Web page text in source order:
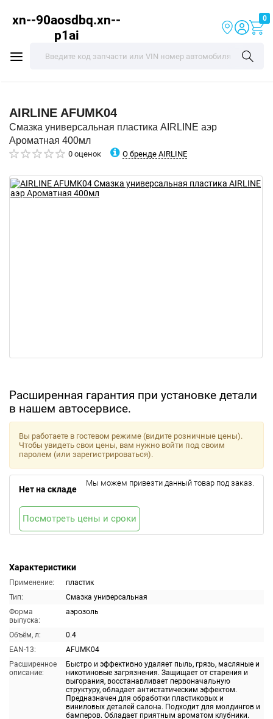
xn--90aosdbq.xn--
p1ai
0
AIRLINE AFUMK04
Смазка универсальная пластика AIRLINE аэр
Ароматная 400мл
0 оценок О бренде AIRLINE
Расширенная гарантия при установке детали
в нашем автосервисе.
Характеристики
Применение:
пластик
Тип:
Смазка универсальная
Форма
выпуска:
аэрозоль
Объём, л:
0.4
EAN-13:
AFUMK04
Расширенное
описание:
Быстро и эффективно удаляет пыль, грязь, масляные и
никотиновые загрязнения. Защищает от старения и
выгорания, восстанавливает первоначальную
структуру, обладает антистатическим эффектом.
Предназначен для обработки пластиковых и
виниловых деталей салона. Подходит для молдингов и
бамперов. Обладает приятным ароматом клубники.
Вы работаете в гостевом режиме (видите розничные цены).
Чтобы увидеть свои цены, вам нужно войти под своим
паролем (или зарегистрироваться).
Нет на складе
Мы можем привезти данный товар под заказ.
Посмотреть цены и сроки